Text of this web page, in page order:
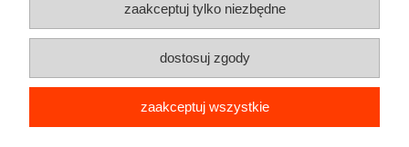
O nas
zaakceptuj tylko niezbędne
dostosuj zgody
zaakceptuj wszystkie